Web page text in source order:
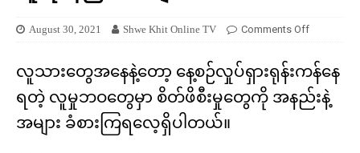
August 30, 2021 Shwe Khit Online TV Comments Off
လူသားတွေအနေနဲ့တော့ နေ့စဉ်လှုပ်ရှားရုန်းကန်နေ
ရတဲ့ လူမှုဘဝတွေမှာ စိတ်ဖိစီးမှုတွေကို အနည်းနဲ့
အများ ခံစားကြရလေ့ရှိပါတယ်။